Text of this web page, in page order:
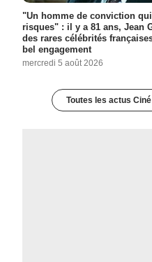
"Un homme de conviction
risques" : il y a 81 ans, Jean
des rares célébrités
bel engagement
mercredi 5 août 2026
Toutes les actus